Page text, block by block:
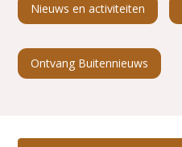
Nieuws en activiteiten
Ontvang Buitennieuws